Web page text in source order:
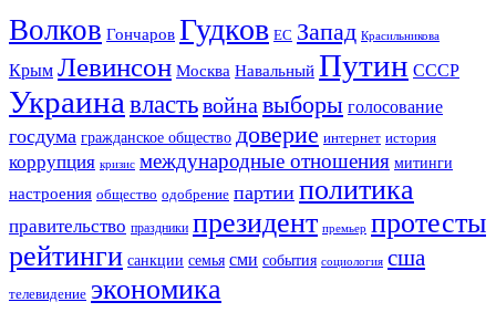
Волков Гончаров Гудков ЕС Запад Красильникова
Крым Левинсон Москва Навальный Путин СССР
Украина властьвойна выборы голосование
госдума гражданское общество доверие интернет история
коррупция кризис международные отношения митинги
настроения общество одобрение партии политика
правительство праздники президент премьер протесты
рейтинги санкции семья сми события социология сша
телевидение экономика